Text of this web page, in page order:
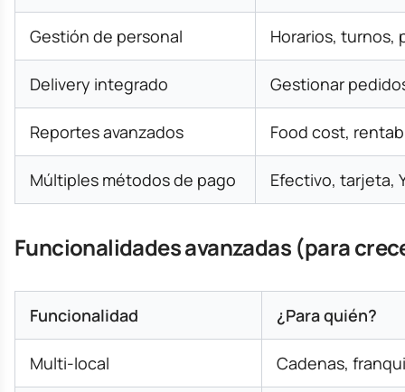
Gestión de personal Horarios, turnos,
Delivery integrado Gestionar
Reportes avanzados Food cost,
Múltiples métodos de pago Efectivo, tarjeta,
Funcionalidades avanzadas (para
Funcionalidad ¿Para quién?
Multi-local Cadenas,